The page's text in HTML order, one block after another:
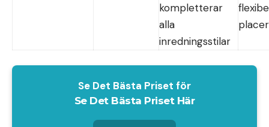
kompletterar
alla
inredningsstilar
Se Det Bästa Priset för
Se Det Bästa Priset Här